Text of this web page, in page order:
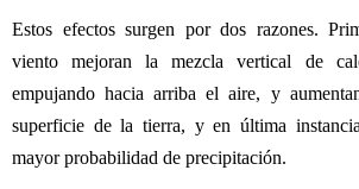
Estos efectos surgen por dos razones.
viento mejoran la mezcla vertical de
empujando hacia arriba el aire, y
superficie de la tierra, y en última
mayor probabilidad de precipitación.